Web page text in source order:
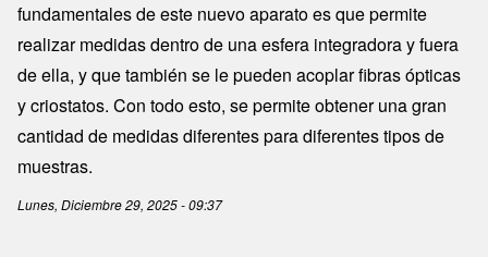
fundamentales de este nuevo aparato es que permite
realizar medidas dentro de una esfera integradora y fuera
de ella, y que también se le pueden acoplar fibras ópticas
y criostatos. Con todo esto, se permite obtener una gran
cantidad de medidas diferentes para diferentes tipos de
muestras.
Lunes, Diciembre 29, 2025 - 09:37